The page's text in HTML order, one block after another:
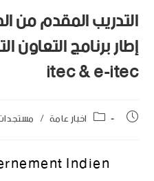
التدريب المقدم من
إطار برنامج التعاون
itec & e-itec
اخبار عامة /
Indien